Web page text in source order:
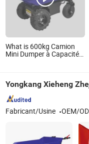
What is 600kg Camion
Mini Dumper à Capacité
Fabricant/Usine OEM/